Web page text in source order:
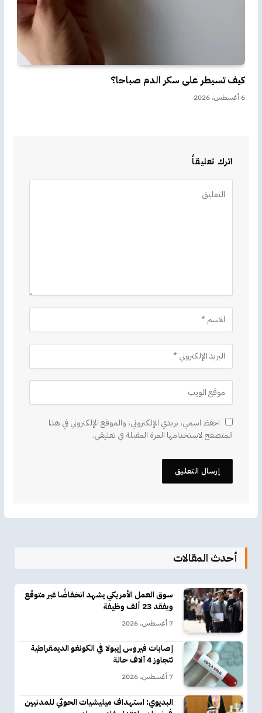
كيف تسيطر على سكر الدم صباحا؟
6 أغسطس، 2026
اترك تعليقاً
احفظ اسمي، بريدي الإلكتروني، والموقع الإلكتروني في هذا
المتصفح لاستخدامها المرة المقبلة في تعليقي.
أحدث المقالات
سوق العمل الأمريكي يشهد انخفاضًا غير متوقع
ويفقد 23 ألف وظيفة
7 أغسطس، 2026
إصابات فيروس إيبولا في الكونغو الديمقراطية
تتجاوز 4 آلاف حالة
7 أغسطس، 2026
البديوي: استهداف ميليشيات الحوثي للمدنيين